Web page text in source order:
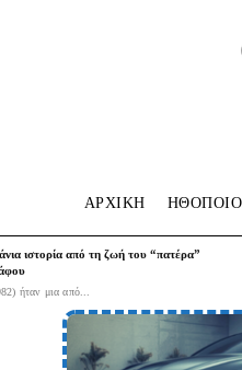
ΑΡΧΙΚΗ
ιστορία από τη ζωή του “πατέρα”
ήταν μια από...